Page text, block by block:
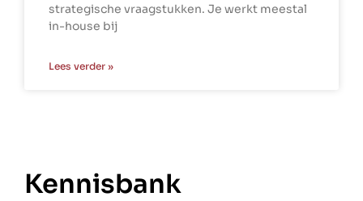
strategische vraagstukken. Je werkt meestal
in-house bij
Lees verder »
Kennisbank